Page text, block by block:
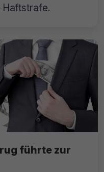
Haftstrafe.
führte zur